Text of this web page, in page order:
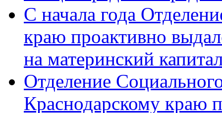
С начала года
краю проактивно
на материнский
Отделение
Краснодарскому краю